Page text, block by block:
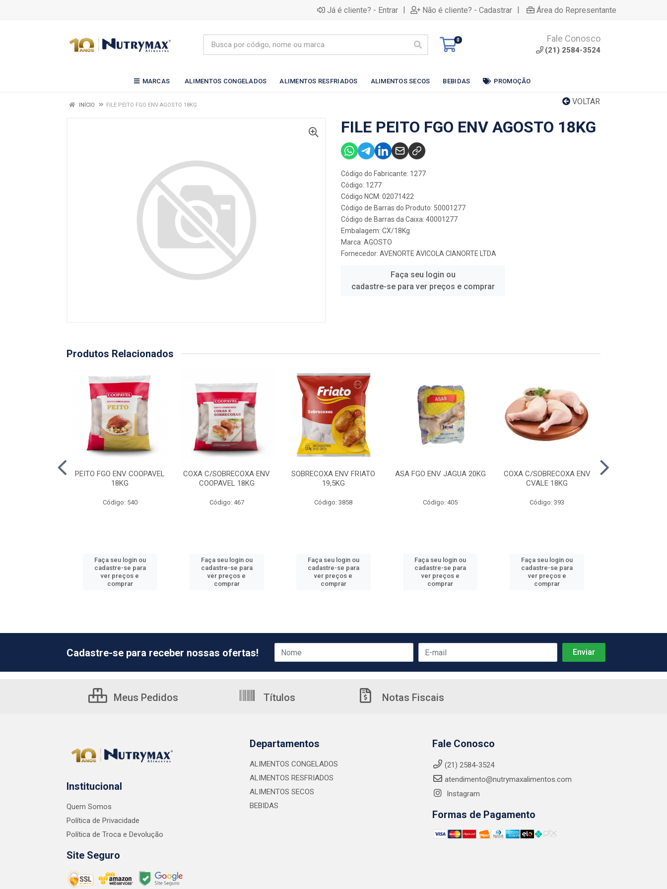
Já é cliente? - Entrar | Não é cliente? - Cadastrar | Área do Representante
0 Fale Conosco
(21) 2584-3524
MARCAS ALIMENTOS CONGELADOS ALIMENTOS RESFRIADOS ALIMENTOS SECOS BEBIDAS PROMOÇÃO
VOLTAR
INÍCIO FILE PEITO FGO ENV AGOSTO 18KG
FILE PEITO FGO ENV AGOSTO 18KG
Código do Fabricante: 1277
Código: 1277
Código NCM: 02071422
Código de Barras do Produto: 50001277
Código de Barras da Caixa: 40001277
Embalagem: CX/18Kg
Marca: AGOSTO
Fornecedor: AVENORTE AVICOLA CIANORTE LTDA
Faça seu login ou
cadastre-se para ver preços e comprar
Produtos Relacionados
PEITO FGO ENV COOPAVEL
18KG
Código: 540
Faça seu login ou
cadastre-se para
ver preços e
comprar
COXA C/SOBRECOXA ENV
COOPAVEL 18KG
Código: 467
Faça seu login ou
cadastre-se para
ver preços e
comprar
SOBRECOXA ENV FRIATO
19,5KG
Código: 3858
Faça seu login ou
cadastre-se para
ver preços e
comprar
ASA FGO ENV JAGUA 20KG
Código: 405
Faça seu login ou
cadastre-se para
ver preços e
comprar
COXA C/SOBRECOXA ENV
CVALE 18KG
Código: 393
Faça seu login ou
cadastre-se para
ver preços e
comprar
Cadastre-se para receber nossas ofertas!
Meus Pedidos Títulos Notas Fiscais
Institucional
Quem Somos
Política de Privacidade
Política de Troca e Devolução
Site Seguro
Departamentos
ALIMENTOS CONGELADOS
ALIMENTOS RESFRIADOS
ALIMENTOS SECOS
BEBIDAS
Fale Conosco
(21) 2584-3524
atendimento@nutrymaxalimentos.com
Instagram
Formas de Pagamento